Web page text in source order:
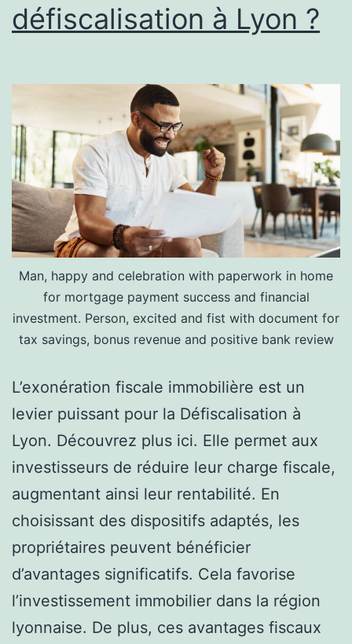
défiscalisation à Lyon ?
Man, happy and celebration with paperwork in home
for mortgage payment success and financial
investment. Person, excited and fist with document for
tax savings, bonus revenue and positive bank review
L’exonération fiscale immobilière est un
levier puissant pour la Défiscalisation à
Lyon. Découvrez plus ici. Elle permet aux
investisseurs de réduire leur charge fiscale,
augmentant ainsi leur rentabilité. En
choisissant des dispositifs adaptés, les
propriétaires peuvent bénéficier
d’avantages significatifs. Cela favorise
l’investissement immobilier dans la région
lyonnaise. De plus, ces avantages fiscaux